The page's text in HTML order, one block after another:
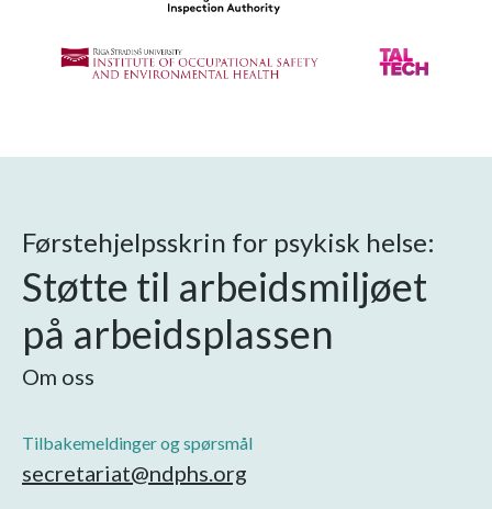
Førstehjelpsskrin for psykisk helse:
Støtte til arbeidsmiljøet
på arbeidsplassen
Om oss
Tilbakemeldinger og spørsmål
secretariat@ndphs.org